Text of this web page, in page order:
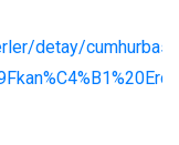
detay/